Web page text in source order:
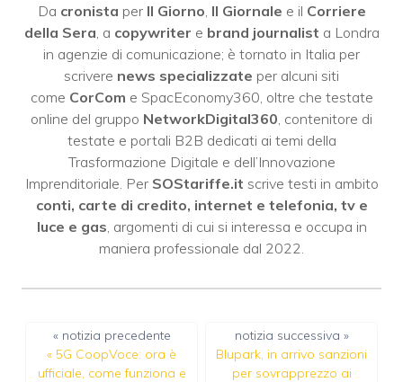
Da cronista per Il Giorno Il Giornale e il Corriere
della Sera , a copywriter e brand journalist a Londra
in agenzie di comunicazione; è tornato in Italia per
scrivere news specializzate per alcuni siti
come CorCom e SpacEconomy360, oltre che testate
online del gruppo NetworkDigital360 , contenitore di
testate e portali B2B dedicati ai temi della
Trasformazione Digitale e dell’Innovazione
Imprenditoriale. Per SOStariffe.it scrive testi in ambito
conti, carte di credito, internet e telefonia, tv e
luce e gas , argomenti di cui si interessa e occupa in
maniera professionale dal 2022.
« notizia precedente
« 5G CoopVoce: ora è
ufficiale, come funziona e
notizia successiva »
Blupark, in arrivo sanzioni
per sovrapprezzo ai